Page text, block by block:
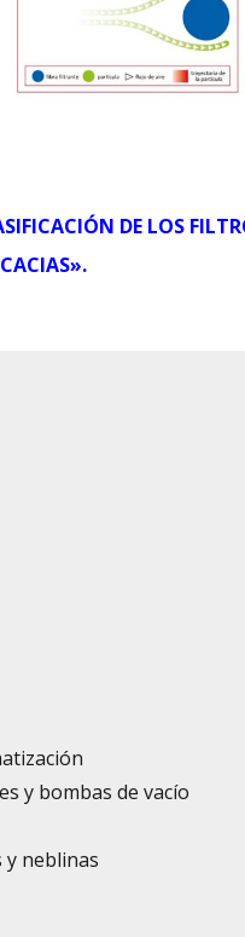
DE LOS
y bombas de vacío
y neblinas